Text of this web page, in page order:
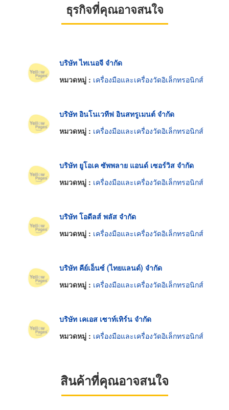
ธุรกิจที่คุณอาจสนใจ
บริษัท ไทเนอจี จำกัด
หมวดหมู่ : เครื่องมือและเครื่องวัดอิเล็กทรอนิกส์
บริษัท อินโนเวทีฟ อินสทรูเมนต์ จำกัด
หมวดหมู่ : เครื่องมือและเครื่องวัดอิเล็กทรอนิกส์
บริษัท ยูโอเค ซัพพลาย แอนด์ เซอร์วิส จำกัด
หมวดหมู่ : เครื่องมือและเครื่องวัดอิเล็กทรอนิกส์
บริษัท โอดีลส์ พลัส จำกัด
หมวดหมู่ : เครื่องมือและเครื่องวัดอิเล็กทรอนิกส์
บริษัท คีย์เอ็นซ์ (ไทยแลนด์) จำกัด
หมวดหมู่ : เครื่องมือและเครื่องวัดอิเล็กทรอนิกส์
บริษัท เคเอส เซาท์เทิร์น จำกัด
หมวดหมู่ : เครื่องมือและเครื่องวัดอิเล็กทรอนิกส์
สินค้าที่คุณอาจสนใจ